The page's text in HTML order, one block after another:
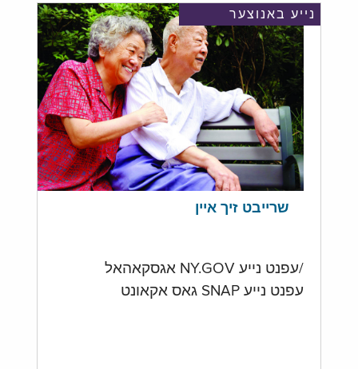
נייע באנוצער
שרייבט זיך איין
/עפנט נייע NY.GOV אגסקאהאל
עפנט נייע SNAP גאס אקאונט